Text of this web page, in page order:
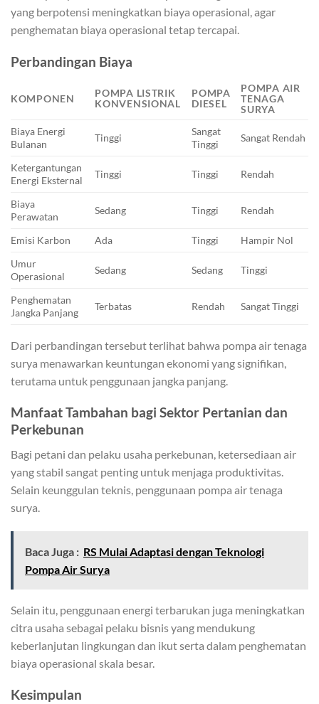
yang berpotensi meningkatkan biaya operasional, agar
penghematan biaya operasional tetap tercapai.
Perbandingan Biaya
KOMPONEN
POMPA LISTRIK
KONVENSIONAL
POMPA
DIESEL
POMPA AIR
TENAGA
SURYA
Biaya Energi
Bulanan
Tinggi
Sangat
Tinggi
Sangat Rendah
Ketergantungan
Energi Eksternal
Tinggi Tinggi Rendah
Biaya
Perawatan
Sedang Tinggi Rendah
Emisi Karbon Ada Tinggi
Hampir Nol
Umur
Operasional
Sedang Sedang Tinggi
Penghematan
Jangka Panjang
Terbatas Rendah Sangat Tinggi
Dari perbandingan tersebut terlihat bahwa pompa air tenaga
surya menawarkan keuntungan ekonomi yang signifikan,
terutama untuk penggunaan jangka panjang.
Manfaat Tambahan bagi Sektor Pertanian dan
Perkebunan
Bagi petani dan pelaku usaha perkebunan, ketersediaan air
yang stabil sangat penting untuk menjaga produktivitas.
Selain keunggulan teknis, penggunaan pompa air tenaga
surya.
Baca Juga : RS Mulai Adaptasi dengan Teknologi
Pompa Air Surya
Selain itu, penggunaan energi terbarukan juga meningkatkan
citra usaha sebagai pelaku bisnis yang mendukung
keberlanjutan lingkungan dan ikut serta dalam penghematan
biaya operasional skala besar.
Kesimpulan